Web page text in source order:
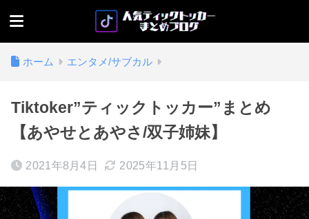
ホーム エンタメ/サブカル
Tiktoker”ティックトッカー”まとめ
【あやせとあやさ/双子姉妹】
2021年8月4日 2025年11月5日